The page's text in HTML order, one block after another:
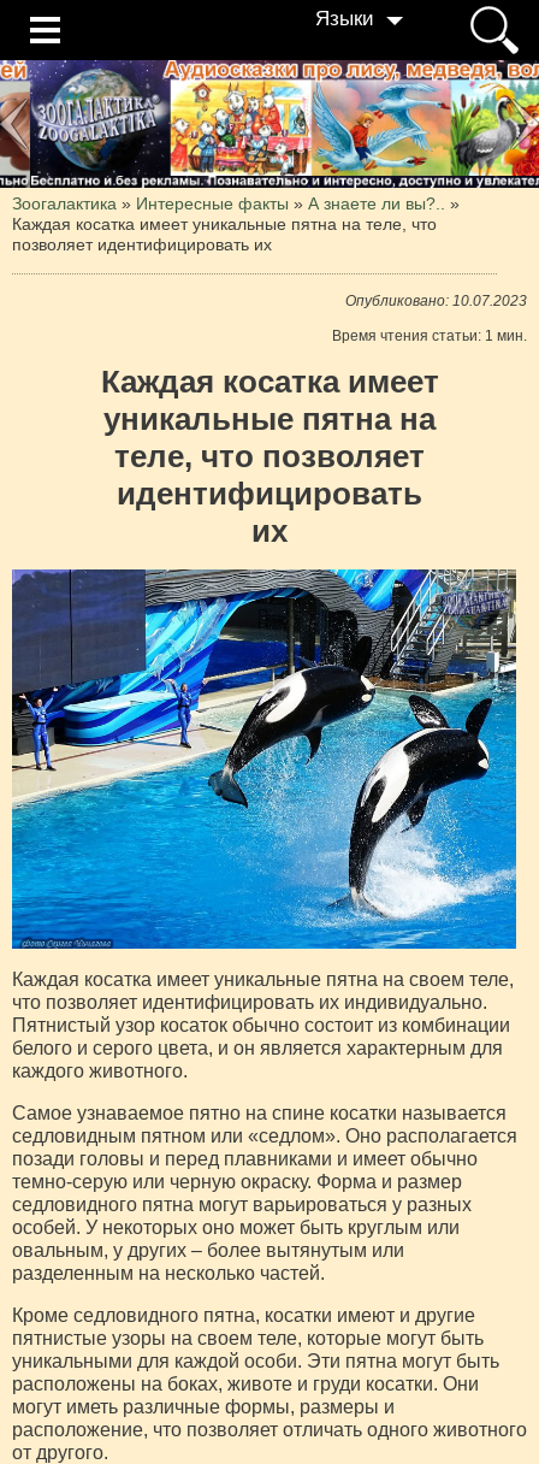
Языки
Зоогалактика » Интересные факты » А знаете ли вы?..
»
Каждая косатка имеет уникальные пятна на теле, что
позволяет идентифицировать их
Опубликовано: 10.07.2023
Время чтения статьи: 1 мин.
Каждая косатка имеет
уникальные пятна на
теле, что позволяет
идентифицировать
их
Каждая косатка имеет уникальные пятна на своем теле,
что позволяет идентифицировать их индивидуально.
Пятнистый узор косаток обычно состоит из комбинации
белого и серого цвета, и он является характерным для
каждого животного.
Самое узнаваемое пятно на спине косатки называется
седловидным пятном или «седлом». Оно располагается
позади головы и перед плавниками и имеет обычно
темно-серую или черную окраску. Форма и размер
седловидного пятна могут варьироваться у разных
особей. У некоторых оно может быть круглым или
овальным, у других – более вытянутым или
разделенным на несколько частей.
Кроме седловидного пятна, косатки имеют и другие
пятнистые узоры на своем теле, которые могут быть
уникальными для каждой особи. Эти пятна могут быть
расположены на боках, животе и груди косатки. Они
могут иметь различные формы, размеры и
расположение, что позволяет отличать одного животного
от другого.